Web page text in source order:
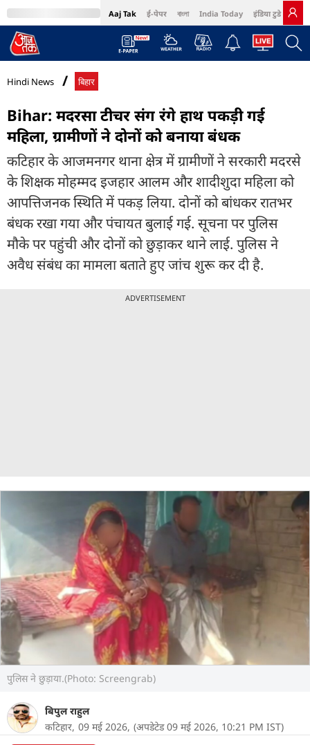
Aaj Tak ई-पेपर বাংলা India Today इंडिया टुडे हिंदी
MumbaiTak Cosmopolitan Harper's Bazaar Northeast
Hindi News बिहार
Bihar: मदरसा टीचर संग रंगे हाथ पकड़ी गई
महिला, ग्रामीणों ने दोनों को बनाया बंधक
कटिहार के आजमनगर थाना क्षेत्र में ग्रामीणों ने सरकारी मदरसे
के शिक्षक मोहम्मद इजहार आलम और शादीशुदा महिला को
आपत्तिजनक स्थिति में पकड़ लिया. दोनों को बांधकर रातभर
बंधक रखा गया और पंचायत बुलाई गई. सूचना पर पुलिस
मौके पर पहुंची और दोनों को छुड़ाकर थाने लाई. पुलिस ने
अवैध संबंध का मामला बताते हुए जांच शुरू कर दी है.
ADVERTISEMENT
पुलिस ने छुड़ाया.(Photo: Screengrab)
बिपुल राहुल
कटिहार, 09 मई 2026, (अपडेटेड 09 मई 2026, 10:21 PM IST)